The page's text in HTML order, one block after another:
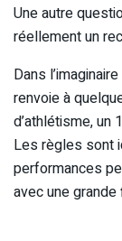
Une autre
réellement un
Dans
renvoie à
d’athlétisme,
Les règles sont
performances
avec une grande